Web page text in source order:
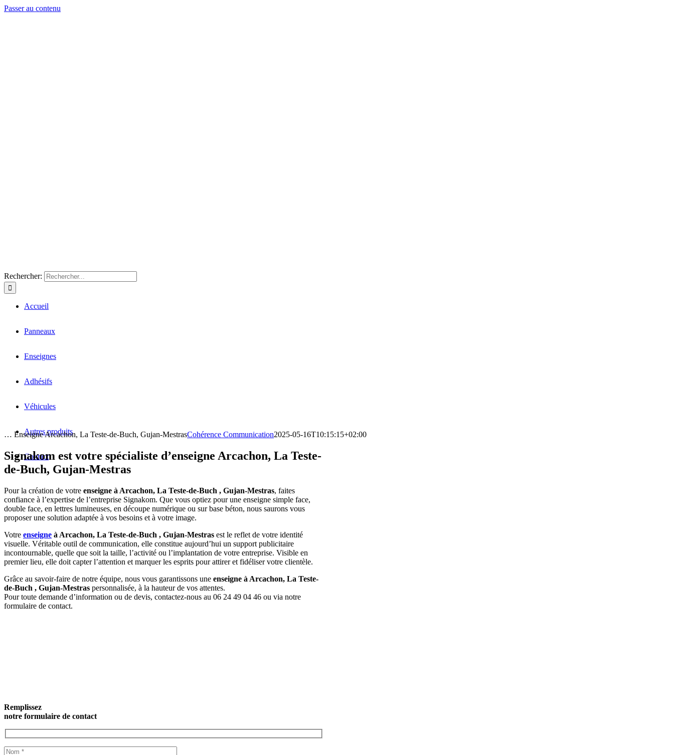
Passer au contenu
Rechercher:
Accueil
Panneaux
Enseignes
Adhésifs
Véhicules
Autres produits
Contact
… Enseigne Arcachon, La Teste-de-Buch, Gujan-MestrasCohérence Communication2025-05-16T10:15:15+02:00
Signakom est votre spécialiste d’enseigne Arcachon, La Teste-
de-Buch, Gujan-Mestras
Pour la création de votre enseigne à Arcachon, La Teste-de-Buch , Gujan-Mestras, faites
confiance à l’expertise de l’entreprise Signakom. Que vous optiez pour une enseigne simple face,
double face, en lettres lumineuses, en découpe numérique ou sur base béton, nous saurons vous
proposer une solution adaptée à vos besoins et à votre image.
Votre enseigne à Arcachon, La Teste-de-Buch , Gujan-Mestras est le reflet de votre identité
visuelle. Véritable outil de communication, elle constitue aujourd’hui un support publicitaire
incontournable, quelle que soit la taille, l’activité ou l’implantation de votre entreprise. Visible en
premier lieu, elle doit capter l’attention et marquer les esprits pour attirer et fidéliser votre clientèle.
Grâce au savoir-faire de notre équipe, nous vous garantissons une enseigne à Arcachon, La Teste-
de-Buch , Gujan-Mestras personnalisée, à la hauteur de vos attentes.
Pour toute demande d’information ou de devis, contactez-nous au 06 24 49 04 46 ou via notre
formulaire de contact.
Remplissez
notre formulaire de contact